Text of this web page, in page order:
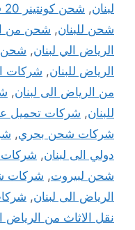
لبنان, شحن كونتينر 20 قدم للبنان
شحن للبنان, شحن من
الرياض الي لبنان, شحن
الرياض للبنان, شركات
من الرياض الى لبنان,
للبنان, شركات تحميل
شركات شحن بحري,
دولي الى لبنان, شركات
شحن لبيروت, شركات
الرياض الى لبنان,
نقل الاثاث من الرياض